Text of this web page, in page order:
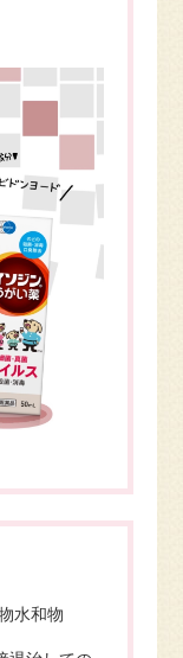
水和物